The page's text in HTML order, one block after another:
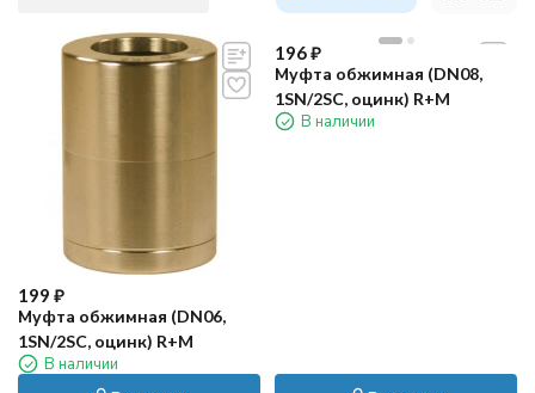
199 ₽
Муфта обжимная (DN06,
1SN/2SC, оцинк) R+M
В наличии
196₽
Муфта обжимная (DN08,
1SN/2SC, оцинк) R+M
В наличии